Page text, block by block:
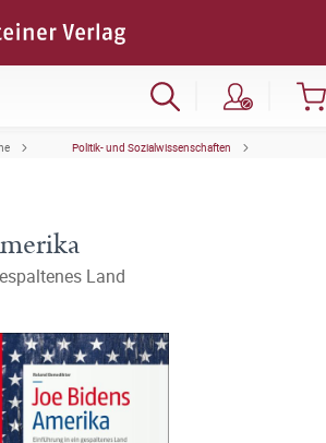
Politik- und Sozialwissenschaften
Land